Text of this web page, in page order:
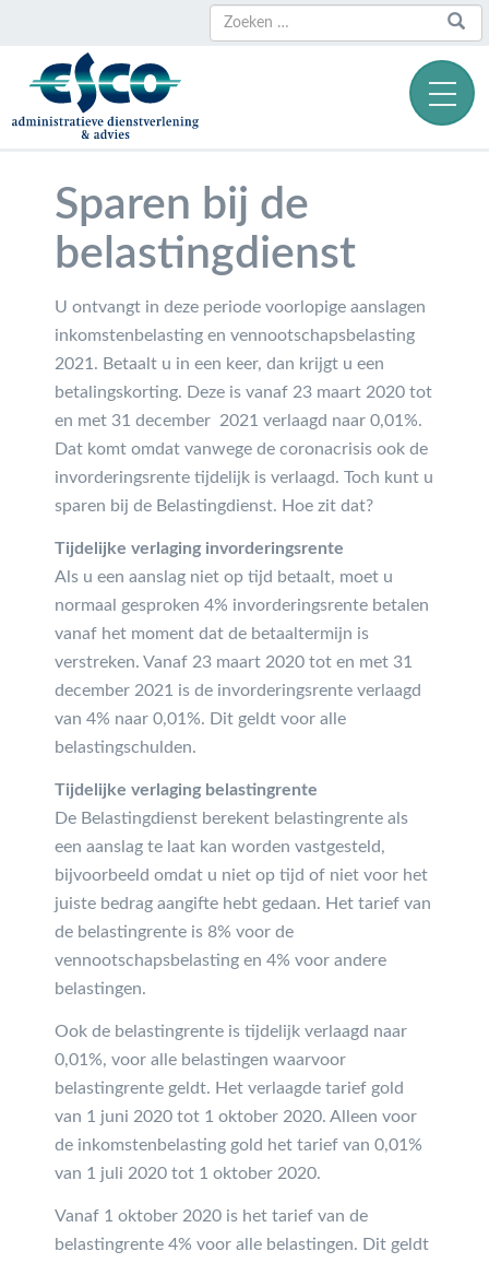
Zoeken
Zoeken
naar:
Sparen bij de
belastingdienst
U ontvangt in deze periode voorlopige aanslagen
inkomstenbelasting en vennootschapsbelasting
2021. Betaalt u in een keer, dan krijgt u een
betalingskorting. Deze is vanaf 23 maart 2020 tot
en met 31 december 2021 verlaagd naar 0,01%.
Dat komt omdat vanwege de coronacrisis ook de
invorderingsrente tijdelijk is verlaagd. Toch kunt u
sparen bij de Belastingdienst. Hoe zit dat?
Tijdelijke verlaging invorderingsrente
Als u een aanslag niet op tijd betaalt, moet u
normaal gesproken 4% invorderingsrente betalen
vanaf het moment dat de betaaltermijn is
verstreken. Vanaf 23 maart 2020 tot en met 31
december 2021 is de invorderingsrente verlaagd
van 4% naar 0,01%. Dit geldt voor alle
belastingschulden.
Tijdelijke verlaging belastingrente
De Belastingdienst berekent belastingrente als
een aanslag te laat kan worden vastgesteld,
bijvoorbeeld omdat u niet op tijd of niet voor het
juiste bedrag aangifte hebt gedaan. Het tarief van
de belastingrente is 8% voor de
vennootschapsbelasting en 4% voor andere
belastingen.
Ook de belastingrente is tijdelijk verlaagd naar
0,01%, voor alle belastingen waarvoor
belastingrente geldt. Het verlaagde tarief gold
van 1 juni 2020 tot 1 oktober 2020. Alleen voor
de inkomstenbelasting gold het tarief van 0,01%
van 1 juli 2020 tot 1 oktober 2020.
Vanaf 1 oktober 2020 is het tarief van de
belastingrente 4% voor alle belastingen. Dit geldt